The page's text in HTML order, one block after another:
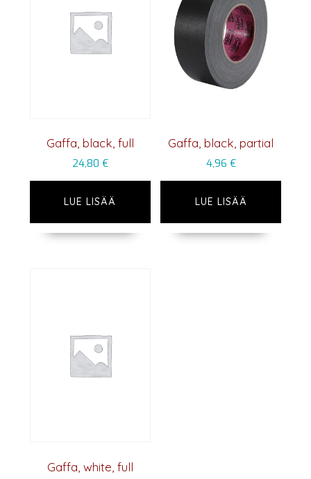
Gaffa, black, full
24,80 €
LUE LISÄÄ
Gaffa, black, partial
4,96 €
LUE LISÄÄ
Gaffa, white, full